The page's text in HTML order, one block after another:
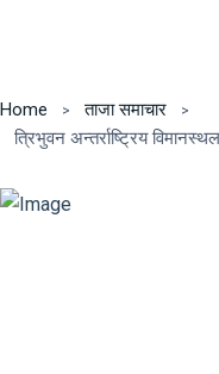
Home
ताजा समाचार